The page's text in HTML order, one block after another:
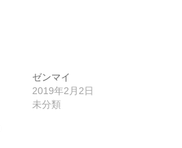
ゼンマイ
2019年2月2日
未分類